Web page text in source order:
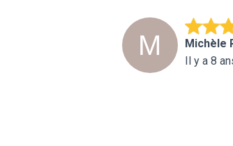
Michèle
Il y a 8